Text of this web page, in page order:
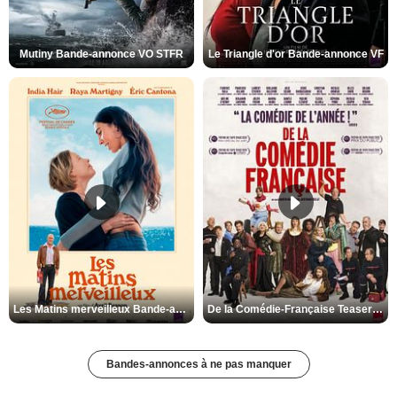
Mutiny Bande-annonce VO STFR Le Triangle d'or Bande-annonce VF
Les Matins merveilleux Bande-annonce VF De la Comédie-Française Teaser VF
Bandes-annonces à ne pas manquer